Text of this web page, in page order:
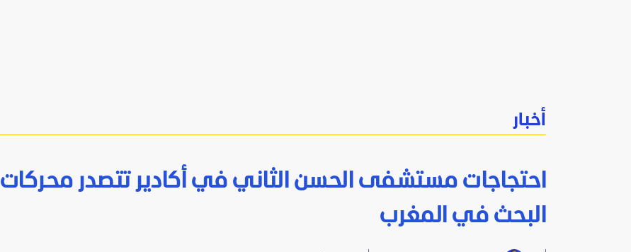
أخبار
احتجاجات مستشفى الحسن الثاني في أكادير تتصدر محركات
البحث في المغرب